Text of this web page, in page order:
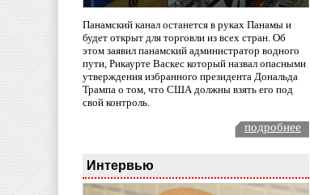
Панамский канал останется в руках Панамы и
будет открыт для торговли из всех стран. Об
этом заявил панамский администратор водного
пути, Рикаурте Васкес который назвал опасными
утверждения избранного президента Дональда
Трампа о том, что США должны взять его под
свой контроль.
подробнее
Интервью